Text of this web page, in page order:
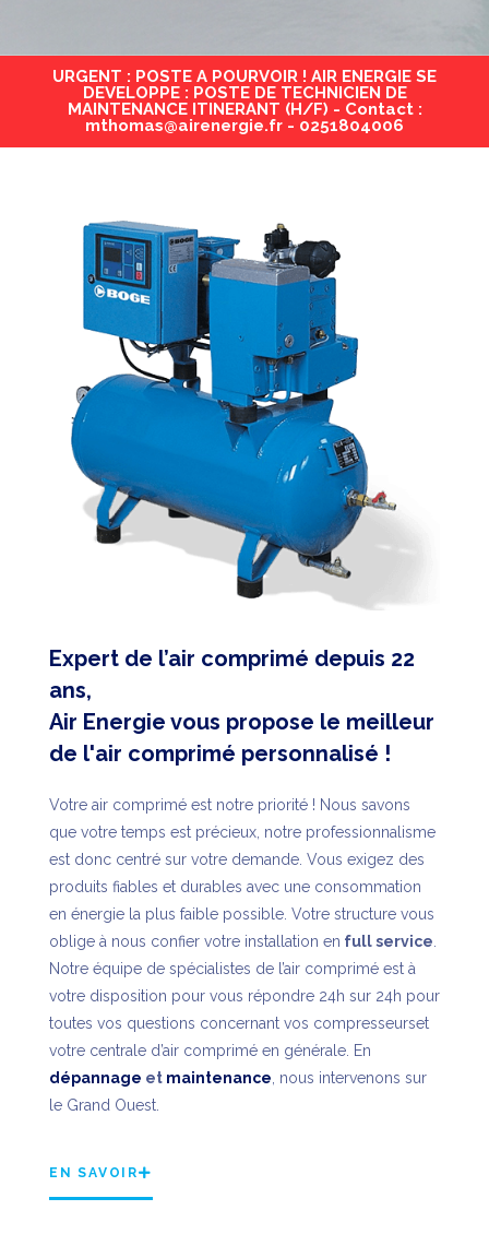
pour les
environnements
les plus exigeants
VOIR LES COMPRESSEURS
RENNER
URGENT : POSTE A POURVOIR ! AIR ENERGIE SE
DEVELOPPE : POSTE DE TECHNICIEN DE
MAINTENANCE ITINERANT (H/F) - Contact :
mthomas@airenergie.fr - 0251804006
Expert de l’air comprimé depuis 22
ans,
Air Energie vous propose le meilleur
de l'air comprimé personnalisé !
Votre air comprimé est notre priorité ! Nous savons
que votre temps est précieux, notre professionnalisme
est donc centré sur votre demande. Vous exigez des
produits fiables et durables avec une consommation
en énergie la plus faible possible. Votre structure vous
oblige à nous confier votre installation en full service
Notre équipe de spécialistes de l’air comprimé est à
votre disposition pour vous répondre 24h sur 24h pour
toutes vos questions concernant vos compresseurset
votre centrale d’air comprimé en générale. En
dépannage et maintenance , nous intervenons sur
le Grand Ouest.
EN SAVOIR